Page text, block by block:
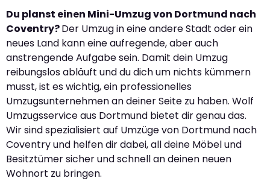
Du planst einen Mini-Umzug von Dortmund nach
Coventry?Der Umzug in eine andere Stadt oder ein
neues Land kann eine aufregende, aber auch
anstrengende Aufgabe sein. Damit dein Umzug
reibungslos abläuft und du dich um nichts kümmern
musst, ist es wichtig, ein professionelles
Umzugsunternehmen an deiner Seite zu haben. Wolf
Umzugsservice aus Dortmund bietet dir genau das.
Wir sind spezialisiert auf Umzüge von Dortmund nach
Coventry und helfen dir dabei, all deine Möbel und
Besitztümer sicher und schnell an deinen neuen
Wohnort zu bringen.